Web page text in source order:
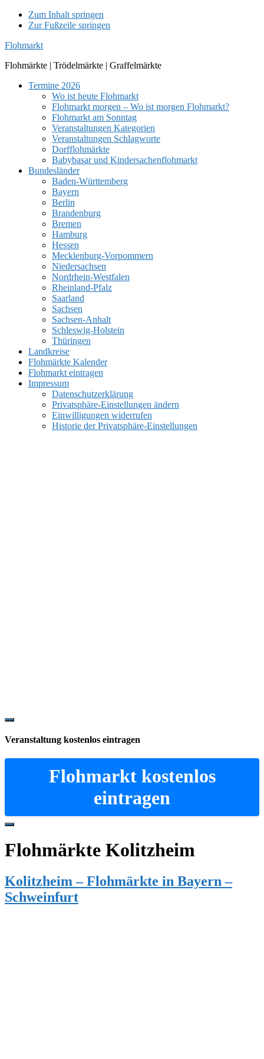
Zum Inhalt springen
Zur Fußzeile springen
Flohmarkt
Flohmärkte | Trödelmärkte | Graffelmärkte
Termine 2026
Wo ist heute Flohmarkt
Flohmarkt morgen – Wo ist morgen Flohmarkt?
Flohmarkt am Sonntag
Veranstaltungen Kategorien
Veranstaltungen Schlagworte
Dorfflohmärkte
Babybasar und Kindersachenflohmarkt
Bundesländer
Baden-Württemberg
Bayern
Berlin
Brandenburg
Bremen
Hamburg
Hessen
Mecklenburg-Vorpommern
Niedersachsen
Nordrhein-Westfalen
Rheinland-Pfalz
Saarland
Sachsen
Sachsen-Anhalt
Schleswig-Holstein
Thüringen
Landkreise
Flohmärkte Kalender
Flohmarkt eintragen
Impressum
Datenschutzerklärung
Privatsphäre-Einstellungen ändern
Einwilligungen widerrufen
Historie der Privatsphäre-Einstellungen
Show
Content
Veranstaltung kostenlos eintragen
Flohmarkt kostenlos
eintragen
Hide
Content
Flohmärkte Kolitzheim
Kolitzheim – Flohmärkte in Bayern –
Schweinfurt